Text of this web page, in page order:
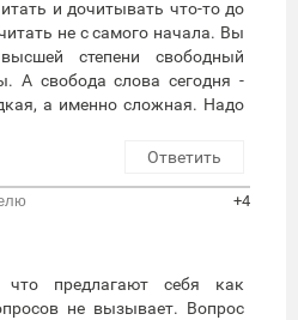
и дочитывать что-то до
не с самого начала. Вы
степени свободный
А свобода слова сегодня -
а именно сложная. Надо
Ответить
+4
предлагают себя как
не вызывает. Вопрос